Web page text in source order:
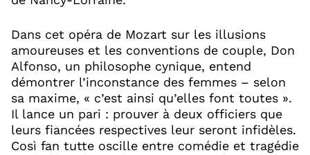
Dans cet opéra de Mozart sur les illusions
amoureuses et les conventions de couple, Don
Alfonso, un philosophe cynique, entend
démontrer l’inconstance des femmes – selon
sa maxime, « c’est ainsi qu’elles font toutes ».
Il lance un pari : prouver à deux officiers que
leurs fiancées respectives leur seront infidèles.
Così fan tutte oscille entre comédie et tragédie